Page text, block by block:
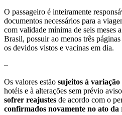
O passageiro é inteiramente
documentos necessários para a
com validade mínima de seis meses
Brasil, possuir ao menos três
os devidos vistos e vacinas em dia.
–
Os valores estão sujeitos à
hotéis e à alterações sem prévio
sofrer reajustes de acordo com o
confirmados novamente no ato da